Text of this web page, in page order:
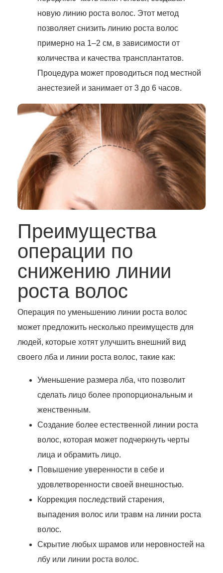
новую линию роста волос. Этот метод
позволяет снизить линию роста волос
примерно на 1–2 см, в зависимости от
количества и качества трансплантатов.
Процедура может проводиться под местной
анестезией и занимает от 3 до 6 часов.
Преимущества
операции по
снижению линии
роста волос
Операция по уменьшению линии роста волос
может предложить несколько преимуществ для
людей, которые хотят улучшить внешний вид
своего лба и линии роста волос, такие как:
Уменьшение размера лба, что позволит
сделать лицо более пропорциональным и
женственным.
Создание более естественной линии роста
волос, которая может подчеркнуть черты
лица и обрамить лицо.
Повышение уверенности в себе и
удовлетворенности своей внешностью.
Коррекция последствий старения,
выпадения волос или травм на линии роста
волос.
Скрытие любых шрамов или неровностей на
лбу или линии роста волос.